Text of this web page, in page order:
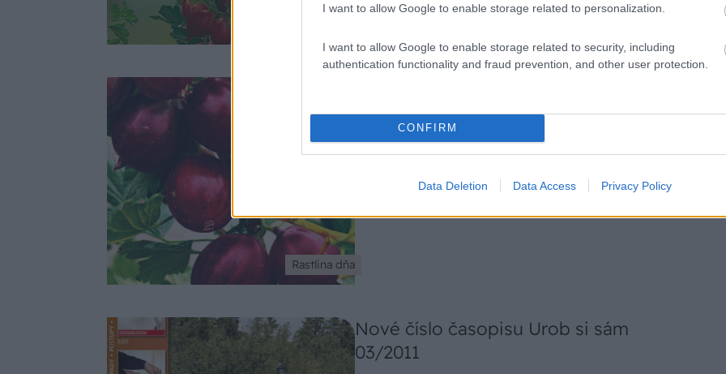
I want to allow Google to enable storage related to personalization.
I want to allow Google to enable storage related to security, including
authentication functionality and fraud prevention, and other user protection.
CONFIRM
Data Deletion Data Access Privacy Policy
Rastlina dňa
Odroda prinášajúca bohatú úrodu. Má vel`ké
tmavočervené bobule oválneho tvaru a sladkú chuť.
Je odolná voči múčnatke.
Nové číslo časopisu Urob si sám
03/2011